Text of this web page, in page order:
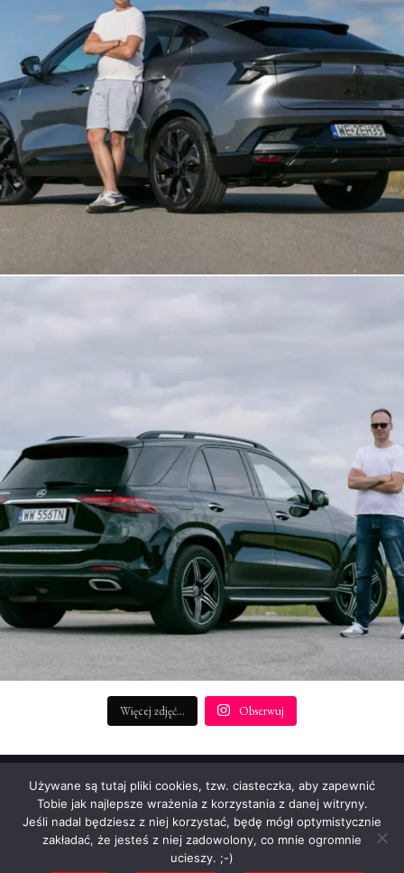
Więcej zdjęć... Obserwuj
REDAKTOR NACZELNY:
Patryk Rudnicki (p.rudnicki@startengine.pl)
Informacje prasowe: info@startengine.pl
Reklama i współpraca: p.rudnicki@startengine.pl
Używane są tutaj pliki cookies, tzw. ciasteczka, aby zapewnić
Tobie jak najlepsze wrażenia z korzystania z danej witryny.
Jeśli nadal będziesz z niej korzystać, będę mógł optymistycznie
zakładać, że jesteś z niej zadowolony, co mnie ogromnie
ucieszy. ;-)